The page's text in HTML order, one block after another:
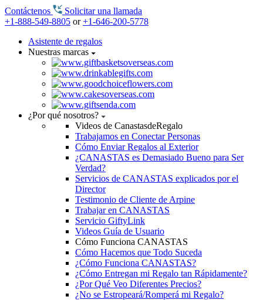
Contáctenos
Solicitar una llamada
+1-888-549-8805 or+1-646-200-5778
Asistente de regalos
Nuestras marcas
¿Por qué nosotros?
Videos de CanastasdeRegalo
Trabajamos en Conectar Personas
Cómo Enviar Regalos al Exterior
¿CANASTAS es Demasiado Bueno para Ser
Verdad?
Servicios de CANASTAS explicados por el
Director
Testimonio de Cliente de Arpine
Trabajar en CANASTAS
Servicio GiftyLink
Videos Guía de Usuario
Cómo Funciona CANASTAS
Cómo Hacemos que Todo Suceda
¿Cómo Funciona CANASTAS?
¿Cómo Entregan mi Regalo tan Rápidamente?
¿Por Qué Veo Diferentes Precios?
¿No se Estropeará/Romperá mi Regalo?